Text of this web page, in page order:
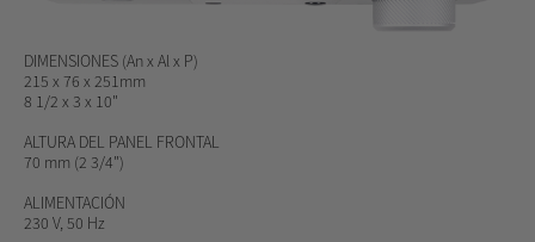
DIMENSIONES (An x Al x P)
215 x 76 x 251mm
8 1/2 x 3 x 10"
ALTURA DEL PANEL FRONTAL
70 mm (2 3/4")
ALIMENTACIÓN
230 V, 50 Hz